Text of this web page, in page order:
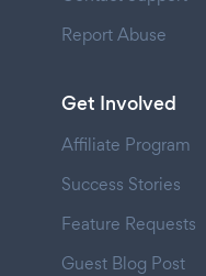
Report Abuse
Get Involved
Affiliate Program
Success Stories
Feature Requests
Guest Blog Post